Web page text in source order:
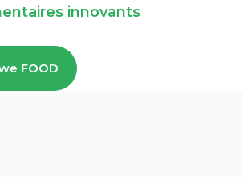
innovants
FOOD